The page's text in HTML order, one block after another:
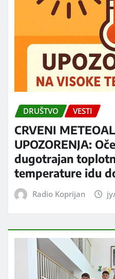
DRUŠTVO VESTI
CRVENI
UPOZORENJA:
dugotrajan
temperature idu
Radio Koprijan